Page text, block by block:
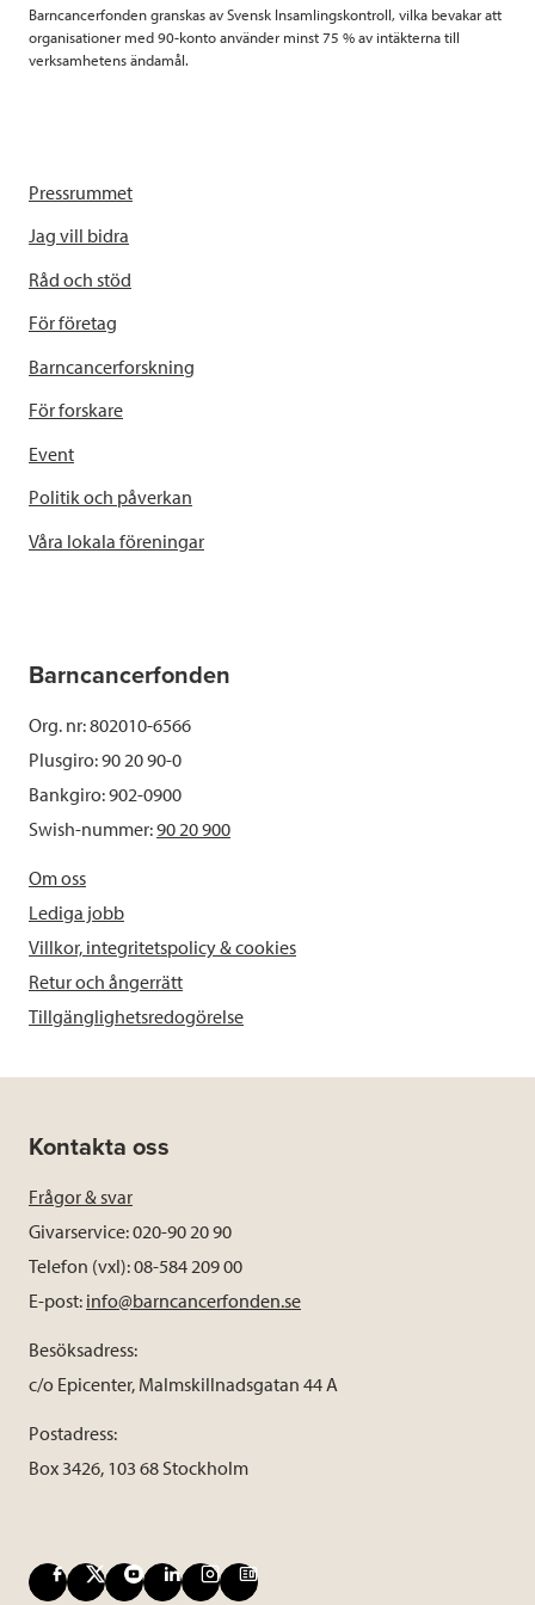
Barncancerfonden granskas av Svensk Insamlingskontroll, vilka bevakar att
organisationer med 90-konto använder minst 75 % av intäkterna till
verksamhetens ändamål.
Pressrummet
Jag vill bidra
Råd och stöd
För företag
Barncancerforskning
För forskare
Event
Politik och påverkan
Våra lokala föreningar
Barncancerfonden
Org. nr: 802010-6566
Plusgiro: 90 20 90-0
Bankgiro: 902-0900
Swish-nummer:90 20 900
Om oss
Lediga jobb
Villkor, integritetspolicy & cookies
Retur och ångerrätt
Tillgänglighetsredogörelse
Kontakta oss
Frågor & svar
Givarservice: 020-90 20 90
Telefon (vxl): 08-584 209 00
E-post: info@barncancerfonden.se
Besöksadress:
c/o Epicenter, Malmskillnadsgatan 44 A
Postadress:
Box 3426, 103 68 Stockholm
F
X
Y
L
I
B